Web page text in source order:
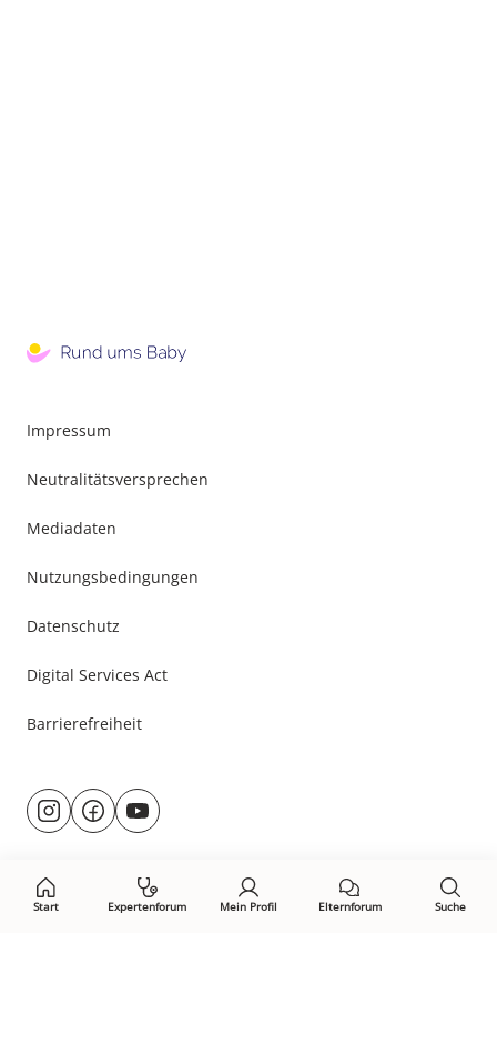
Start Expertenforum Mein Profil Elternforum Suche
Impressum
Neutralitätsversprechen
Mediadaten
Nutzungsbedingungen
Datenschutz
Digital Services Act
Barrierefreiheit
Besuche
uns@rund.ums.baby
facebook.com/rundumsbaby.de
youtube.com/@rundumsbaby_